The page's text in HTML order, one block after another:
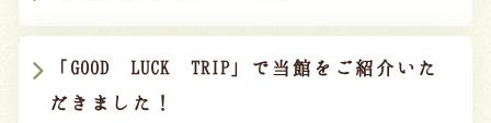
「GOOD LUCK TRIP」で当館をご紹介いた
だきました！